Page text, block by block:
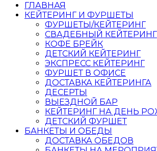
ГЛАВНАЯ
КЕЙТЕРИНГ И ФУРШЕТЫ
ФУРШЕТЫ/КЕЙТЕРИНГ
СВАДЕБНЫЙ КЕЙТЕРИНГ
КОФЕ БРЕЙК
ДЕТСКИЙ КЕЙТЕРИНГ
ЭКСПРЕСС КЕЙТЕРИНГ
ФУРШЕТ В ОФИСЕ
ДОСТАВКА КЕЙТЕРИНГА
ДЕСЕРТЫ
ВЫЕЗДНОЙ БАР
КЕЙТЕРИНГ НА ДЕНЬ
ДЕТСКИЙ ФУРШЕТ
БАНКЕТЫ И ОБЕДЫ
ДОСТАВКА ОБЕДОВ